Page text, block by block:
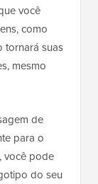
você
como
tornará suas
mesmo
de
para o
você pode
do seu